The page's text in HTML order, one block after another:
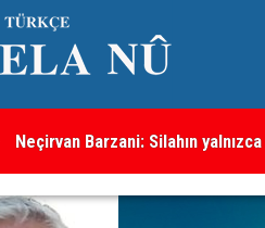
Neçirvan Barzani: Silahın